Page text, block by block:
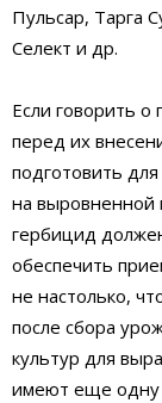
Пульсар, Тарга
Селект и др.
Если говорить о
перед их
подготовить
на выровненной
гербицид
обеспечить
не настолько,
после сбора
культур для
имеют еще одну